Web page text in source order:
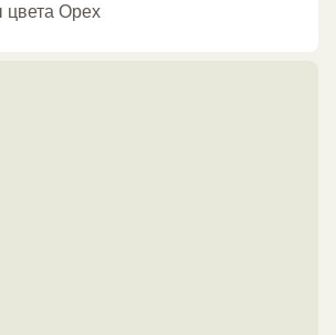
цвета Орех